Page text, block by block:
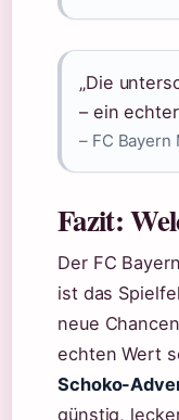
„Die
– ein
– FC
Fazit:
Der FC
ist das
neue
echten Wert
Schoko-
günstig,